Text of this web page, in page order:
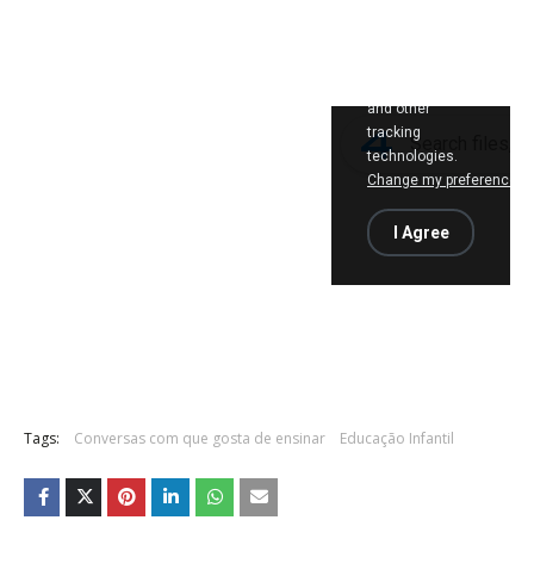
Tags: Conversas com que gosta de ensinar Educação Infantil